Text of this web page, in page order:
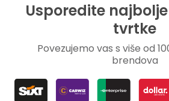
Usporedite
tvrtke
Povezujemo vas s više od
brendova